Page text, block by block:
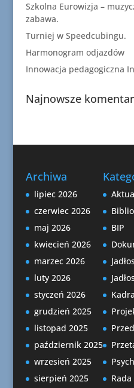
Szkolna Eurowizja –
zabawa.
Turniej w Speedcubingu.
Harmonogram odjazdów
Innowacja pedagogiczna
Najnowsze
Archiwa
lipiec 2026
czerwiec 2026
maj 2026
kwiecień 2026
marzec 2026
luty 2026
styczeń 2026
grudzień 2025
listopad 2025
październik 2025
wrzesień 2025
sierpień 2025
BIP
Kadra